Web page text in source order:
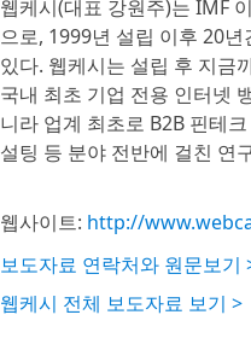
웹케시(대표 강원주)는 IMF
으로, 1999년 설립 이후 20
있다. 웹케시는 설립 후 지금
국내 최초 기업 전용 인터넷
니라 업계 최초로 B2B 핀테
설팅 등 분야 전반에 걸친 연
웹사이트: http://
보도자료 연락처와 원문보기
웹케시 전체 보도자료 보기 >